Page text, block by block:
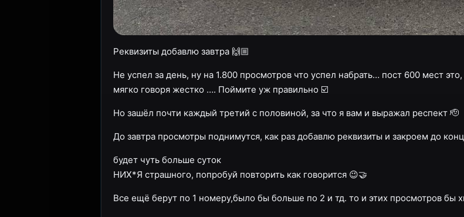
Реквизиты добавлю завтра 🙌🏼
Не успел за день, ну на 1.800 просмотров что успел набрать… пост 600 мест
мягко говоря жестко …. Поймите уж правильно ☑️
Но зашёл почти каждый третий с половиной, за что я вам и выражал респект 🫡
До завтра просмотры поднимутся, как раз добавлю реквизиты и закроем до
будет чуть больше суток
НИХ*Я страшного, попробуй повторить как говорится 😉🤝
Все ещё берут по 1 номеру,было бы больше по 2 и тд. то и этих просмотров бы